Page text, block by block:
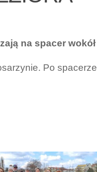
na spacer
Po